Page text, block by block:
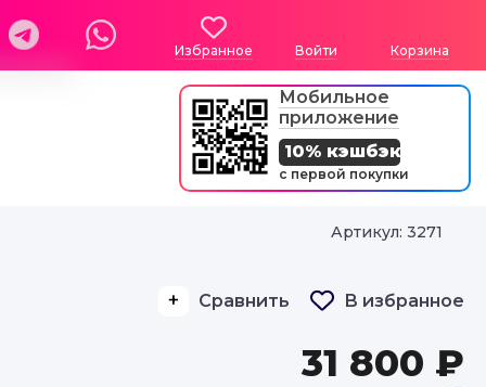
Избранное Войти Корзина
Мобильное
приложение
10% кэшбэк
с первой покупки
Артикул: 3271
Сравнить В избранное
31 800 ₽